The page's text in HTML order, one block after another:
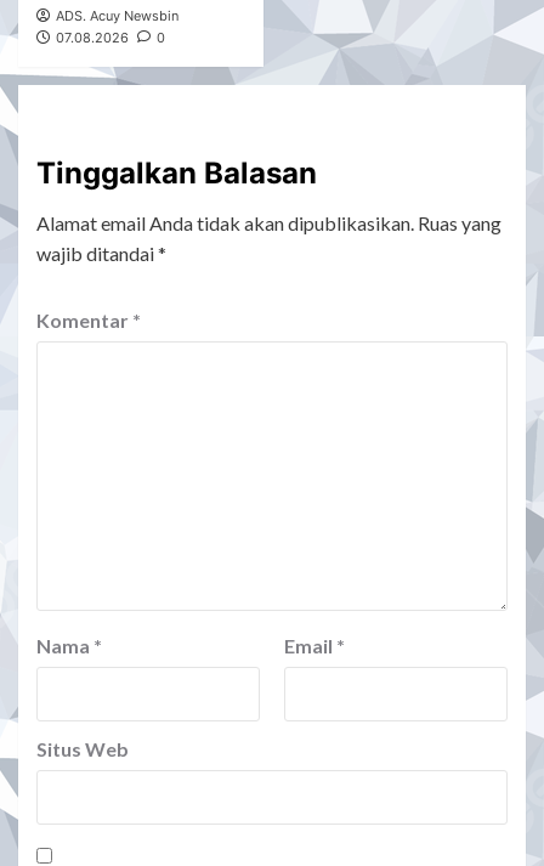
ADS. Acuy Newsbin
07.08.2026
0
Tinggalkan Balasan
Alamat email Anda tidak akan dipublikasikan. Ruas yang
wajib ditandai*
Komentar *
Nama * Email *
Situs Web